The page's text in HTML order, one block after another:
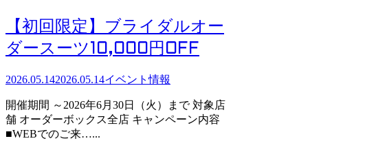
【初回限定】ブライダルオー
ダースーツ10,000円OFF
2026.05.142026.05.14イベント情報
開催期間 ～2026年6月30日（火）まで 対象店
舗 オーダーボックス全店 キャンペーン内容
■WEBでのご来…...